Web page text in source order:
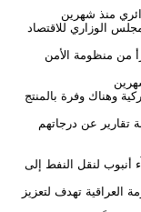
منذ شهرين
الوزاري للاقتصاد
من منظومة الأمن
وهناك وفرة بالمنتج
تقارير عن درجاتهم
أنبوب لنقل النفط إلى
العراقية تهدف لتعزيز